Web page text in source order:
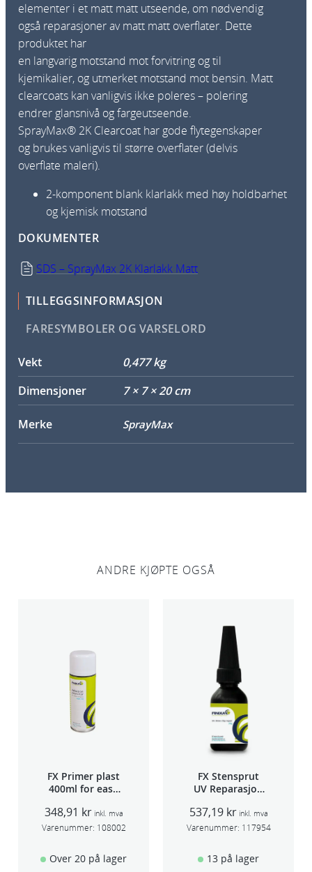
elementer i et matt matt utseende, om nødvendig
også reparasjoner av matt matt overflater. Dette
produktet har
en langvarig motstand mot forvitring og til
kjemikalier, og utmerket motstand mot bensin. Matt
clearcoats kan vanligvis ikke poleres – polering
endrer glansnivå og fargeutseende.
SprayMax® 2K Clearcoat har gode flytegenskaper
og brukes vanligvis til større overflater (delvis
overflate maleri).
2-komponent blank klarlakk med høyholdbarhet
og kjemisk motstand
DOKUMENTER
SDS – SprayMax 2K Klarlakk Matt
TILLEGGSINFORMASJON
FARESYMBOLER OG VARSELORD
Vekt
0,477 kg
Dimensjoner
7 × 7 × 20 cm
Merke SprayMax
ANDRE KJØPTE OGSÅ
FX Primer plast
400ml for easy
TSP 030
348,91 kr inkl. mva
Varenummer: 108002
Over 20 på lager
FX Stensprut
UV Reparasjon
537,19 kr inkl. mva
Varenummer: 117954
13 på lager